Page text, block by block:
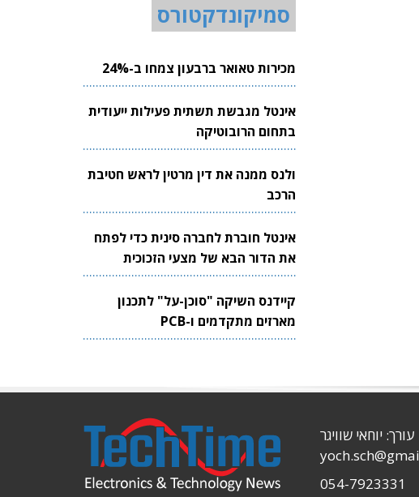
סמיקונדקטורס
מכירות טאואר ברבעון צמחו ב-24%
אינטל מגבשת תשתית פעילות ייעודית
בתחום הרובוטיקה
ולנס ממנה את דין מרטין לראש חטיבת
הרכב
אינטל חוברת לחברה סינית כדי לפתח
את הדור הבא של מצעי הזכוכית
לשבבים
קיידנס השיקה "סוכן-על" לתכנון
מארזים מתקדמים ו-PCB
עורך: יוחאי שוויגר
054-7923331